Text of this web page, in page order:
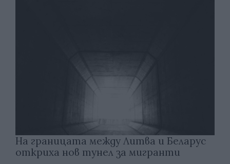
На границата между Литва и Беларус
откриха нов тунел за мигранти